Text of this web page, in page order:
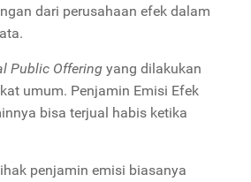
dari perusahaan efek dalam
Public Offering yang dilakukan
umum. Penjamin Emisi Efek
bisa terjual habis ketika
penjamin emisi biasanya